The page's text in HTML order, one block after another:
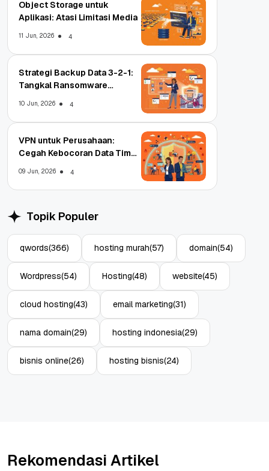
Object Storage untuk
Aplikasi: Atasi Limitasi Media
11 Jun, 2026 4
Strategi Backup Data 3-2-1:
Tangkal Ransomware
10 Jun, 2026 4
VPN untuk Perusahaan:
Cegah Kebocoran Data Tim
09 Jun, 2026 4
Topik Populer
qwords(366) hosting murah(57) domain(54)
Wordpress(54) Hosting(48) website(45)
cloud hosting(43) email marketing(31)
nama domain(29) hosting indonesia(29)
bisnis online(26) hosting bisnis(24)
Rekomendasi Artikel